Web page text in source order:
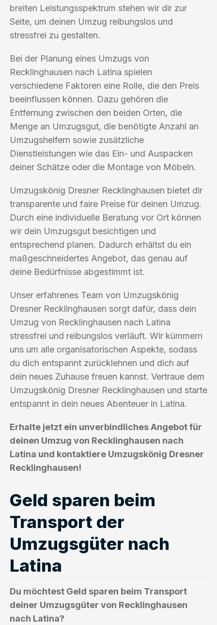
breiten Leistungsspektrum stehen wir dir zur
Seite, um deinen Umzug reibungslos und
stressfrei zu gestalten.
Bei der Planung eines Umzugs von
Recklinghausen nach Latina spielen
verschiedene Faktoren eine Rolle, die den Preis
beeinflussen können. Dazu gehören die
Entfernung zwischen den beiden Orten, die
Menge an Umzugsgut, die benötigte Anzahl an
Umzugshelfern sowie zusätzliche
Dienstleistungen wie das Ein- und Auspacken
deiner Schätze oder die Montage von Möbeln.
Umzugskönig Dresner Recklinghausen bietet dir
transparente und faire Preise für deinen Umzug.
Durch eine individuelle Beratung vor Ort können
wir dein Umzugsgut besichtigen und
entsprechend planen. Dadurch erhältst du ein
maßgeschneidertes Angebot, das genau auf
deine Bedürfnisse abgestimmt ist.
Unser erfahrenes Team von Umzugskönig
Dresner Recklinghausen sorgt dafür, dass dein
Umzug von Recklinghausen nach Latina
stressfrei und reibungslos verläuft. Wir kümmern
uns um alle organisatorischen Aspekte, sodass
du dich entspannt zurücklehnen und dich auf
dein neues Zuhause freuen kannst. Vertraue dem
Umzugskönig Dresner Recklinghausen und starte
entspannt in dein neues Abenteuer in Latina.
Erhalte jetzt ein unverbindliches Angebot für
deinen Umzug von Recklinghausen nach
Latina und kontaktiere Umzugskönig Dresner
Recklinghausen!
Geld sparen beim
Transport der
Umzugsgüter nach
Latina
Du möchtest Geld sparen beim Transport
deiner Umzugsgüter von Recklinghausen
nach Latina?